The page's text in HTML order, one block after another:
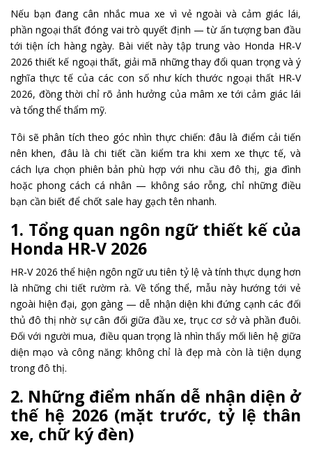
Nếu bạn đang cân nhắc mua xe vì vẻ ngoài và cảm giác lái,
phần ngoại thất đóng vai trò quyết định — từ ấn tượng ban đầu
tới tiện ích hàng ngày. Bài viết này tập trung vào Honda HR‑V
2026 thiết kế ngoại thất, giải mã những thay đổi quan trọng và ý
nghĩa thực tế của các con số như kích thước ngoại thất HR‑V
2026, đồng thời chỉ rõ ảnh hưởng của mâm xe tới cảm giác lái
và tổng thể thẩm mỹ.
Tôi sẽ phân tích theo góc nhìn thực chiến: đâu là điểm cải tiến
nên khen, đâu là chi tiết cần kiểm tra khi xem xe thực tế, và
cách lựa chọn phiên bản phù hợp với nhu cầu đô thị, gia đình
hoặc phong cách cá nhân — không sáo rỗng, chỉ những điều
bạn cần biết để chốt sale hay gạch tên nhanh.
1. Tổng quan ngôn ngữ thiết kế của
Honda HR‑V 2026
HR‑V 2026 thể hiện ngôn ngữ ưu tiên tỷ lệ và tính thực dụng hơn
là những chi tiết rườm rà. Về tổng thể, mẫu này hướng tới vẻ
ngoài hiện đại, gọn gàng — dễ nhận diện khi đứng cạnh các đối
thủ đô thị nhờ sự cân đối giữa đầu xe, trục cơ sở và phần đuôi.
Đối với người mua, điều quan trọng là nhìn thấy mối liên hệ giữa
diện mạo và công năng: không chỉ là đẹp mà còn là tiện dụng
trong đô thị.
2. Những điểm nhấn dễ nhận diện ở
thế hệ 2026 (mặt trước, tỷ lệ thân
xe, chữ ký đèn)